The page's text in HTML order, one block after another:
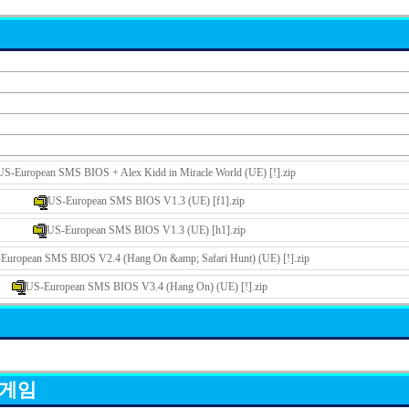
European SMS BIOS + Alex Kidd in Miracle World (UE) [!].zip
US-European SMS BIOS V1.3 (UE) [f1].zip
US-European SMS BIOS V1.3 (UE) [h1].zip
SMS BIOS V2.4 (Hang On &amp; Safari Hunt) (UE) [!].zip
US-European SMS BIOS V3.4 (Hang On) (UE) [!].zip
임